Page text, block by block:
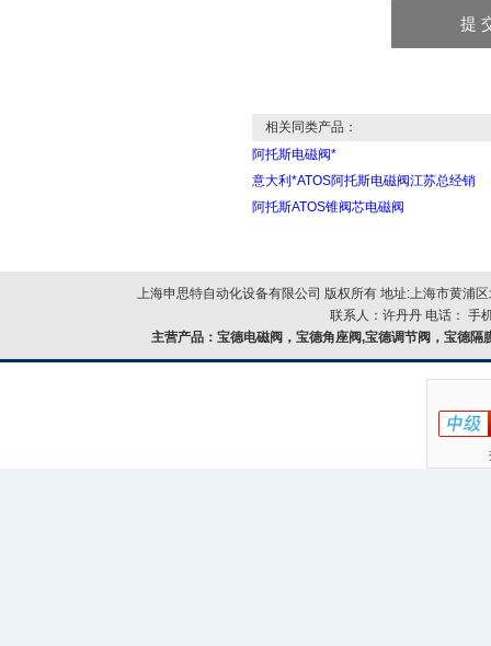
相关同类产品：
阿托斯电磁阀*
意大利*ATOS阿托斯电磁阀江苏总经销
阿托斯ATOS锥阀芯电磁阀
上海申思特自动化设备有限公司 版权所有 地址:上海市黄浦
联系人：许丹丹 电话： 手
主营产品：宝德电磁阀，宝德角座阀,宝德调节阀，宝德